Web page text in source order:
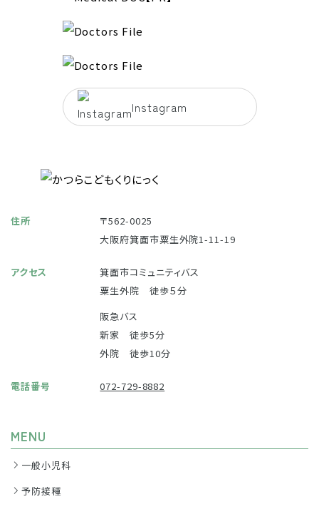
Instagram
住所
〒562-0025
大阪府箕面市粟生外院1-11-19
アクセス
箕面市コミュニティバス
粟生外院 徒歩５分
阪急バス
新家 徒歩5分
外院 徒歩10分
電話番号 072-729-8882
MENU
一般小児科
予防接種